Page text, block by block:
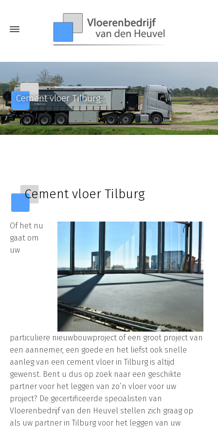
Cement vloer Tilburg
Cement vloer Tilburg
Of het nu
gaat om
uw
particuliere nieuwbouwproject of een groot project van
een aannemer, een goede en het liefst ook snelle
aanleg van een cement vloer in Tilburg is altijd
gewenst. Bent u dus op zoek naar een geschikte
partner voor het leggen van zo’n vloer voor uw
project? De gecertificeerde specialisten van
Vloerenbedrijf van den Heuvel stellen zich graag op
als uw partner in Tilburg voor het leggen van uw